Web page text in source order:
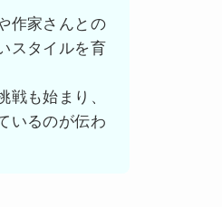
作家さんとの
スタイルを育
戦も始まり、
いるのが伝わ